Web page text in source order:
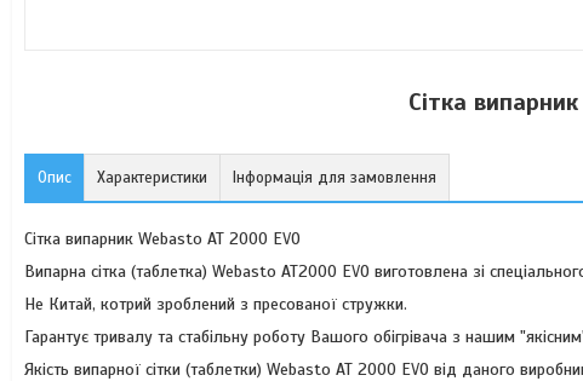
Сітка
Опис Характеристики Інформація для замовлення
Сітка випарник Webasto AT 2000 ЕVО
Випарна сітка (таблетка) Webasto AT2000 ЕVО виготовлена зі
Не Китай, котрий зроблений з пресованої стружки.
Гарантує тривалу та стабільну роботу Вашого обігрівача з нашим
Якість випарної сітки (таблетки) Webasto AT 2000 ЕVО від даного